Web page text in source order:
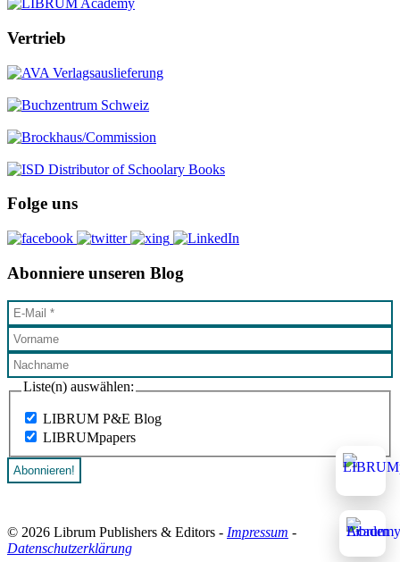
Vertrieb
Folge uns
Abonniere unseren Blog
Liste(n) auswählen:
LIBRUM P&E Blog
LIBRUMpapers
© 2026 Librum Publishers & Editors - Impressum -
Datenschutzerklärung